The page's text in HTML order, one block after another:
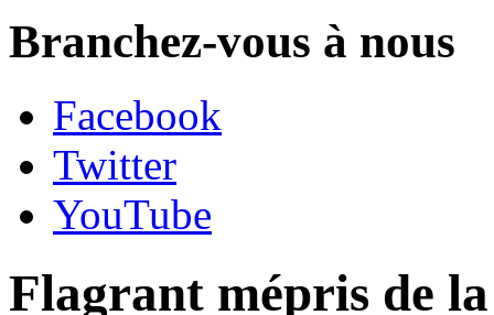
Branchez-vous à nous
Facebook
Twitter
YouTube
Flagrant mépris de